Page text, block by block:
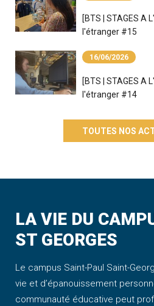
[BTS | STAGES A
l'étranger #15
16/06/2026
[BTS | STAGES A
l'étranger #14
TOUTES NOS
LA VIE DU
ST GEORGES
Le campus Saint-Paul Saint-
vie et d’épanouissement
communauté éducative peut